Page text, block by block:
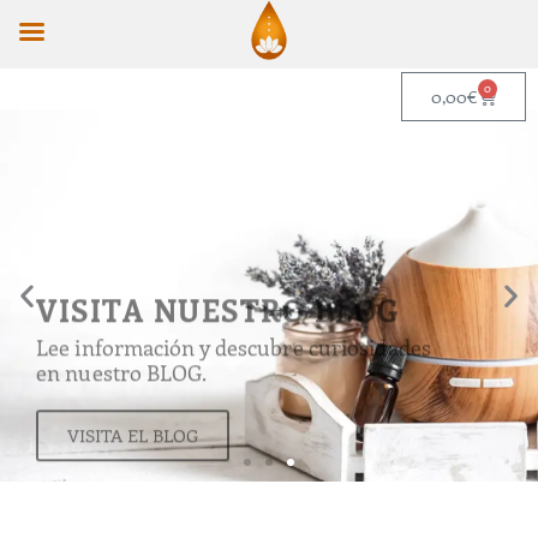
0,00€ 0
Cart
VISITA NUESTRO BLOG
Lee información y descubre curiosidades
en nuestro BLOG.
VISITA EL BLOG